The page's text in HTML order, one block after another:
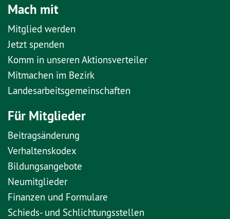
Mach mit
Mitglied werden
Jetzt spenden
Komm in unseren Aktionsverteiler
Mitmachen im Bezirk
Landesarbeitsgemeinschaften
Für Mitglieder
Beitragsänderung
Verhaltenskodex
Bildungsangebote
Neumitglieder
Finanzen und Formulare
Schieds- und Schlichtungsstellen